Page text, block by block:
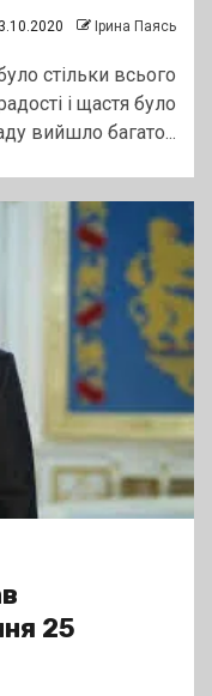
Ірина Паясь
стільки всього
і щастя було
вийшло багато...
25